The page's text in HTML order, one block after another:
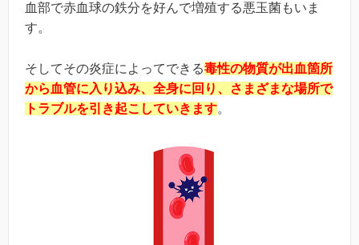
血部で赤血球の鉄分を好んで増殖する悪玉菌もいま
す。
そしてその炎症によってできる毒性の物質が出血箇所
から血管に入り込み、全身に回り、さまざまな場所で
トラブルを引き起こしていきます。